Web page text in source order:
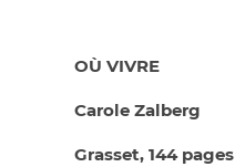
OÙ VIVRE
Carole Zalberg
Grasset, 144 pages